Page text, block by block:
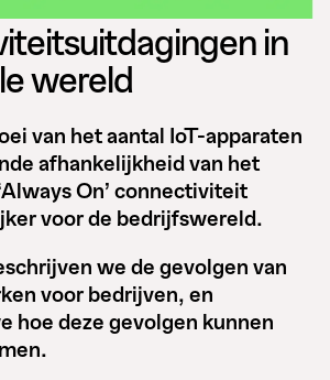
in
wereld
van het aantal IoT-apparaten
afhankelijkheid van het
On’ connectiviteit
voor de bedrijfswereld.
we de gevolgen van
voor bedrijven, en
hoe deze gevolgen kunnen